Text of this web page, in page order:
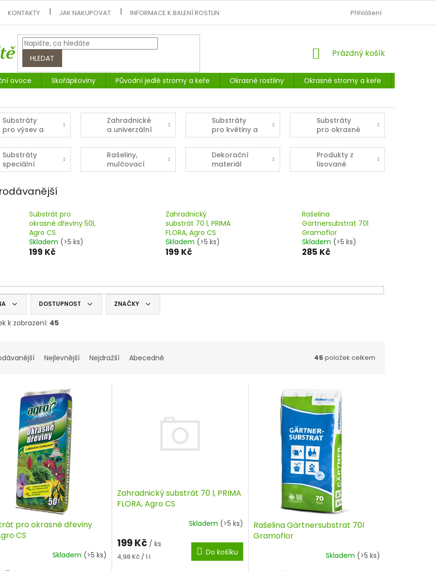
KONTAKTY JAK NAKUPOVAT INFORMACE K BALENÍ ROSTLIN PODMÍNKY OCHRANY OSOBNÍCH
Přihlášení
HLEDAT
NÁKUPNÍ
Prázdný košík
ovoce Skořápkoviny Původní jedlé stromy a keře Okrasné rostliny Okrasné stromy a keře
Substráty
pro výsev a
předpěstování
Zahradnické
a univerzální
substráty
Substráty
pro květiny a
pokojové
rostliny
Substráty
pro okrasné
dřeviny
Substráty
speciální
Rašeliny,
mulčovací
kůra
Dekorační
materiál
Produkty z
lisované
rašeliny
Substrát pro
okrasné dřeviny 50l,
Agro CS
Skladem (>5 ks)
199 Kč
Zahradnický
substrát 70 l, PRIMA
FLORA, Agro CS
Skladem (>5 ks)
199 Kč
Rašelina
Gärtnersubstrat 70l
Gramoflor
Skladem (>5 ks)
285 Kč
DOSTUPNOST ZNAČKY
k zobrazení: 45
Nejlevnější Nejdražší Abecedně 45 položek celkem
pro okrasné dřeviny
CS
Skladem (>5 ks)
Zahradnický substrát 70 l, PRIMA
FLORA, Agro CS
Skladem (>5 ks)
199 Kč / ks
Měrná
4,98 Kč / 1 l Do košíku
Rašelina Gärtnersubstrat 70l
Gramoflor
Skladem (>5 ks)